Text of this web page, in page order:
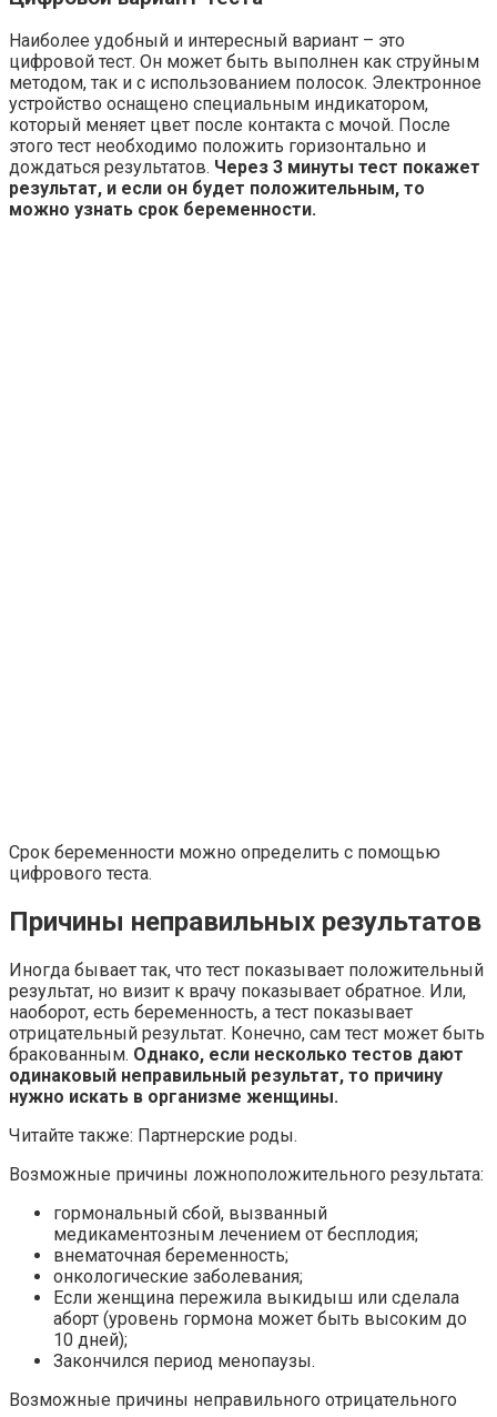
Наиболее удобный и интересный вариант – это
цифровой тест. Он может быть выполнен как струйным
методом, так и с использованием полосок. Электронное
устройство оснащено специальным индикатором,
который меняет цвет после контакта с мочой. После
этого тест необходимо положить горизонтально и
дождаться результатов. Через 3 минуты тест покажет
результат, и если он будет положительным, то
можно узнать срок беременности.
Срок беременности можно определить с помощью
цифрового теста.
Причины неправильных результатов
Иногда бывает так, что тест показывает положительный
результат, но визит к врачу показывает обратное. Или,
наоборот, есть беременность, а тест показывает
отрицательный результат. Конечно, сам тест может быть
бракованным. Однако, если несколько тестов дают
одинаковый неправильный результат, то причину
нужно искать в организме женщины.
Читайте также: Партнерские роды.
Возможные причины ложноположительного результата:
гормональный сбой, вызванный
медикаментозным лечением от бесплодия;
внематочная беременность;
онкологические заболевания;
Если женщина пережила выкидыш или сделала
аборт (уровень гормона может быть высоким до
10 дней);
Закончился период менопаузы.
Возможные причины неправильного отрицательного